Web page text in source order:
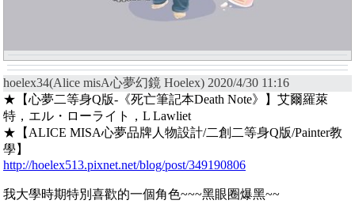
hoelex34(Alice misA心夢幻鏡 Hoelex) 2020/4/30 11:16
★【心夢二等身Q版-《死亡筆記本Death Note》】艾爾羅萊
特，エル・ローライト，L Lawliet
★【ALICE MISA心夢品牌人物設計/二創二等身Q版/Painter教
學】
http://hoelex513.pixnet.net/blog/post/349190806
我大學時期特別喜歡的一個角色~~~黑眼圈爆黑~~